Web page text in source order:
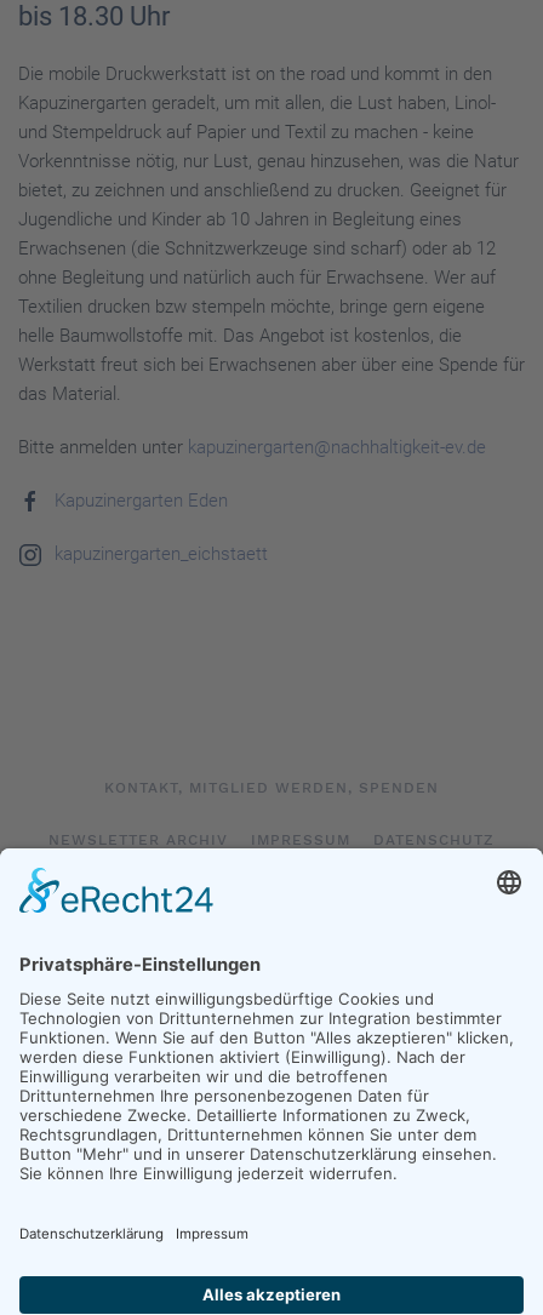
bis 18.30 Uhr
Die mobile Druckwerkstatt ist on the road und kommt in den
Kapuzinergarten geradelt, um mit allen, die Lust haben, Linol-
und Stempeldruck auf Papier und Textil zu machen - keine
Vorkenntnisse nötig, nur Lust, genau hinzusehen, was die Natur
bietet, zu zeichnen und anschließend zu drucken. Geeignet für
Jugendliche und Kinder ab 10 Jahren in Begleitung eines
Erwachsenen (die Schnitzwerkzeuge sind scharf) oder ab 12
ohne Begleitung und natürlich auch für Erwachsene. Wer auf
Textilien drucken bzw stempeln möchte, bringe gern eigene
helle Baumwollstoffe mit. Das Angebot ist kostenlos, die
Werkstatt freut sich bei Erwachsenen aber über eine Spende für
das Material.
Bitte anmelden unter kapuzinergarten@nachhaltigkeit-ev.de
Kapuzinergarten Eden
kapuzinergarten_eichstaett
KONTAKT, MITGLIED WERDEN, SPENDEN
NEWSLETTER ARCHIV IMPRESSUM DATENSCHUTZ
LOGIN IMPRESSUM SOCIAL MEDIA